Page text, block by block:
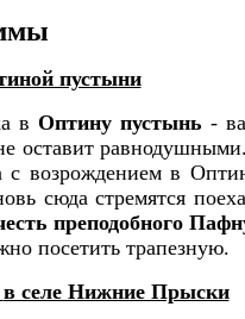
пустыни
в Оптину пустынь -
оставит
возрождением в
сюда стремятся
преподобного
посетить трапезную.
в селе Нижние Прыски